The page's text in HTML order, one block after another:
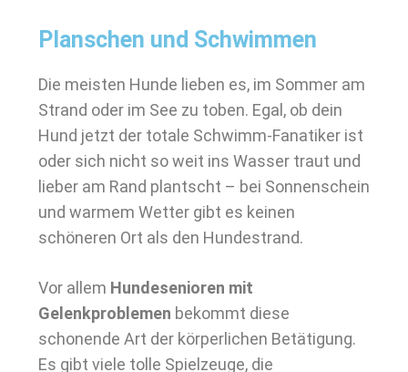
Planschen und Schwimmen
Die meisten Hunde lieben es, im Sommer am
Strand oder im See zu toben. Egal, ob dein
Hund jetzt der totale Schwimm-Fanatiker ist
oder sich nicht so weit ins Wasser traut und
lieber am Rand plantscht – bei Sonnenschein
und warmem Wetter gibt es keinen
schöneren Ort als den Hundestrand.
Vor allem Hundesenioren mit
Gelenkproblemen bekommt diese
schonende Art der körperlichen Betätigung.
Es gibt viele tolle Spielzeuge, die